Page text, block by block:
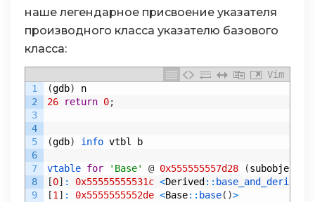
наше легендарное присвоение указателя
производного класса указателю базового
класса:
Vim
1
2
3
4
5
6
7
8
9
(gdb)
n
26
return 0;
(gdb) info vtbl b
vtable for 'Base' @ 0x555555557d28 (subobject
[0] : 0x55555555531c <Derived :: base_and_derived
[1 ] : 0x5555555552de <Base:: base( )>